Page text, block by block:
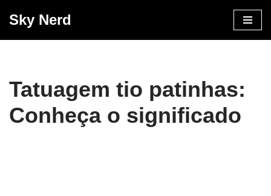
Sky Nerd
Tatuagem tio patinhas:
Conheça o significado